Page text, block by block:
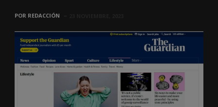
POR REDACCIÓN